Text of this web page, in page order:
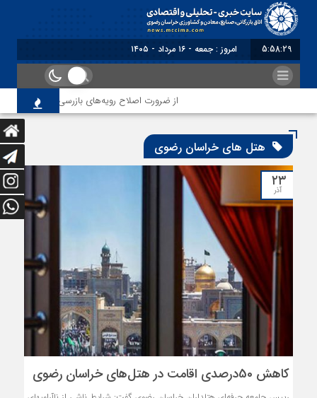
5:58:30 امروز : جمعه - ۱۶ مرداد - ۱۴۰۵
از ضرورت اصلاح رویه‌های بازرسی تا لزوم اصلاح
هتل های خراسان رضوی
۲۳
آذر
کاهش 50درصدی اقامت در هتل‌های خراسان رضوی